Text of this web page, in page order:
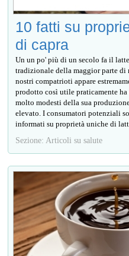
10 fatti su
di capra
Un un po' più di un secolo fa il
tradizionale della maggior parte
nostri compatrioti appare
prodotto così utile praticamente
molto modesti della sua
elevato. I consumatori potenziali
informati su proprietà uniche di
Sezione: Articoli su salute